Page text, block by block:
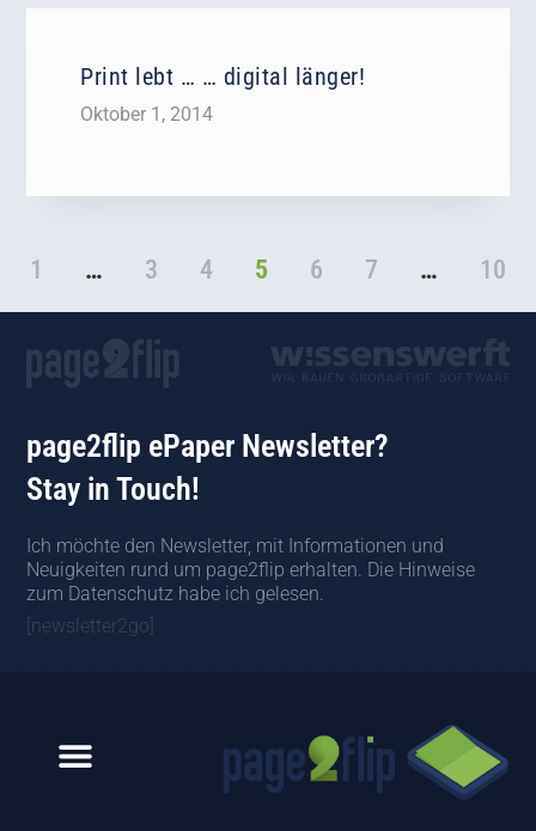
Print lebt … … digital länger!
Oktober 1, 2014
1 … 3 4 5 6 7 … 10
page2flip ePaper Newsletter?
Stay in Touch!
Ich möchte den Newsletter, mit Informationen und
Neuigkeiten rund um page2flip erhalten. Die Hinweise
zum Datenschutz habe ich gelesen.
[newsletter2go]